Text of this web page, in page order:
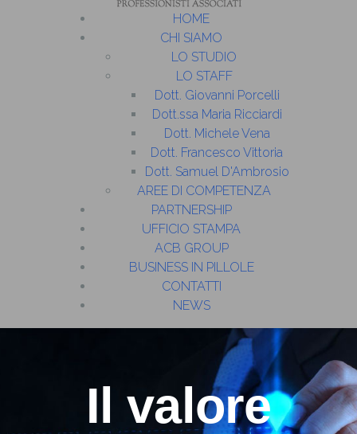
HOME
CHI SIAMO
LO STUDIO
LO STAFF
Dott. Giovanni Porcelli
Dott.ssa Maria Ricciardi
Dott. Michele Vena
Dott. Francesco Vittoria
Dott. Samuel D'Ambrosio
AREE DI COMPETENZA
PARTNERSHIP
UFFICIO STAMPA
ACB GROUP
BUSINESS IN PILLOLE
CONTATTI
NEWS
Il valore